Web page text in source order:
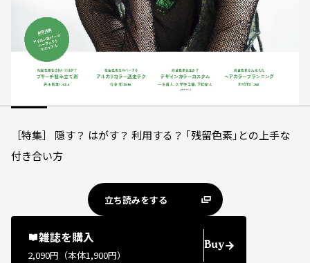
［特集］ 隠す？ はがす？ 利用する？ ｢残留色素｣との上手な
付き合い方
立ち読みをする
雑誌を購入
2,090円（本体1,900円）
Buy